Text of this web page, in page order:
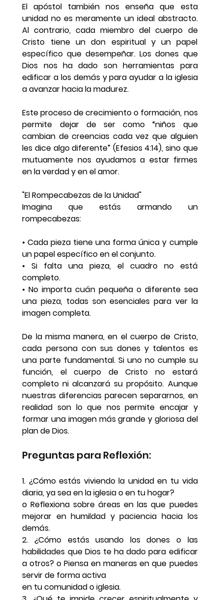
El apóstol también nos enseña que esta
unidad no es meramente un ideal abstracto.
Al contrario, cada miembro del cuerpo de
Cristo tiene un don espiritual y un papel
específico que desempeñar. Los dones que
Dios nos ha dado son herramientas para
edificar a los demás y para ayudar a la iglesia
a avanzar hacia la madurez.
Este proceso de crecimiento o formación, nos
permite dejar de ser como “niños que
cambian de creencias cada vez que alguien
les dice algo diferente” (Efesios 4:14), sino que
mutuamente nos ayudamos a estar firmes
en la verdad y en el amor.
"El Rompecabezas de la Unidad"
Imagina que estás armando un
rompecabezas:
• Cada pieza tiene una forma única y cumple
un papel específico en el conjunto.
• Si falta una pieza, el cuadro no está
completo.
• No importa cuán pequeña o diferente sea
una pieza, todas son esenciales para ver la
imagen completa.
De la misma manera, en el cuerpo de Cristo,
cada persona con sus dones y talentos es
una parte fundamental. Si uno no cumple su
función, el cuerpo de Cristo no estará
completo ni alcanzará su propósito. Aunque
nuestras diferencias parecen separarnos, en
realidad son lo que nos permite encajar y
formar una imagen más grande y gloriosa del
plan de Dios.
Preguntas para Reflexión:
1. ¿Cómo estás viviendo la unidad en tu vida
diaria, ya sea en la iglesia o en tu hogar?
o Reflexiona sobre áreas en las que puedes
mejorar en humildad y paciencia hacia los
demás.
2. ¿Cómo estás usando los dones o las
habilidades que Dios te ha dado para edificar
a otros? o Piensa en maneras en que puedes
servir de forma activa
en tu comunidad o iglesia.